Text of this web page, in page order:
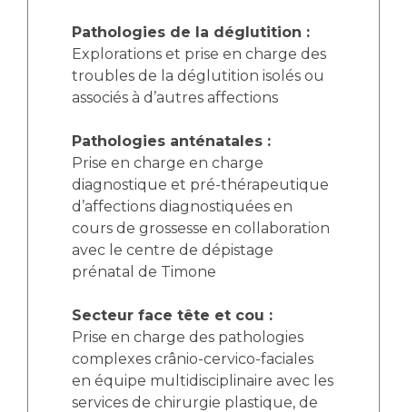
Pathologies de la déglutition :
Explorations et prise en charge des
troubles de la déglutition isolés ou
associés à d’autres affections
Pathologies anténatales :
Prise en charge en charge
diagnostique et pré-thérapeutique
d’affections diagnostiquées en
cours de grossesse en collaboration
avec le centre de dépistage
prénatal de Timone
Secteur face tête et cou :
Prise en charge des pathologies
complexes crânio-cervico-faciales
en équipe multidisciplinaire avec les
services de chirurgie plastique, de